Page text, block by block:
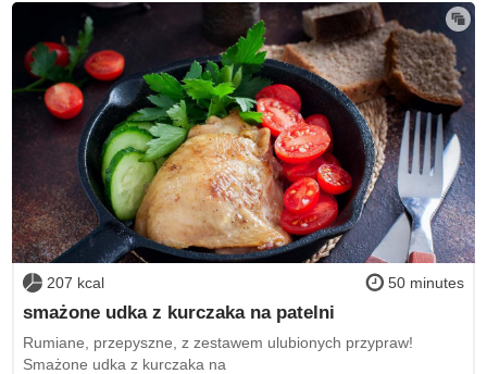
207 kcal 50 minutes
smażone udka z kurczaka na patelni
Rumiane, przepyszne, z zestawem ulubionych przypraw!
Smażone udka z kurczaka na